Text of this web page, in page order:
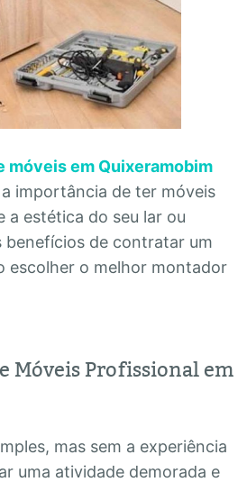
móveis em Quixeramobim
importância de ter móveis
a estética do seu lar ou
de contratar um
escolher o melhor montador
Móveis Profissional em
mas sem a experiência
uma atividade demorada e